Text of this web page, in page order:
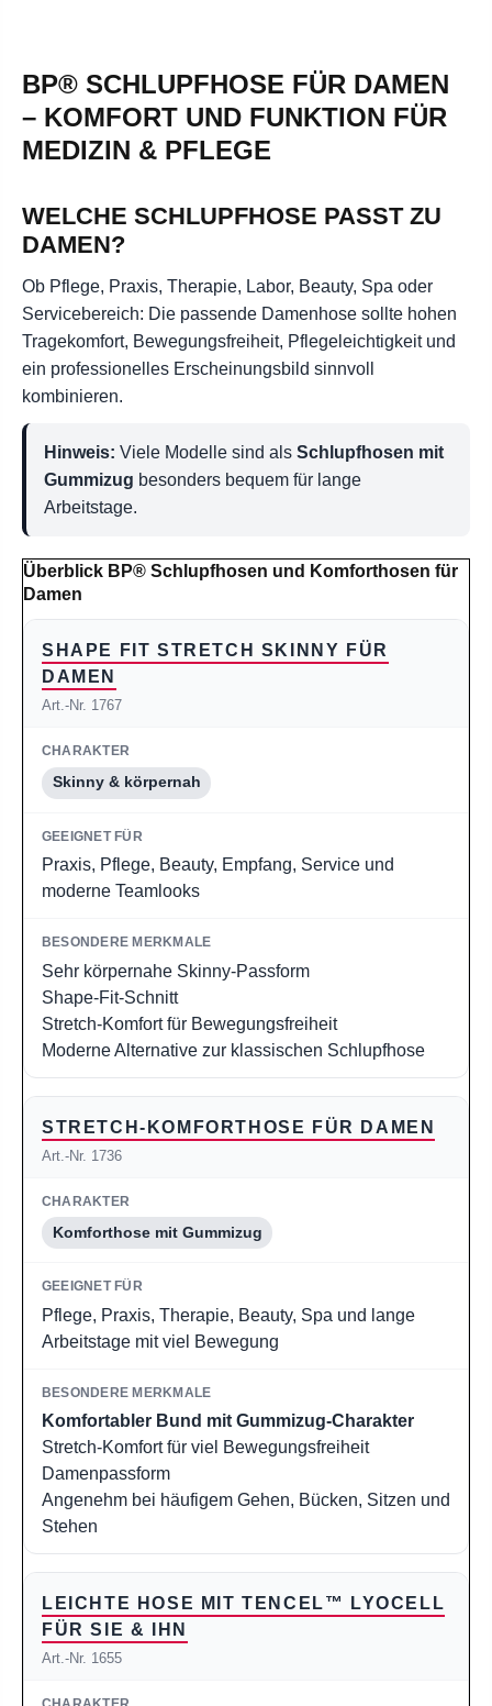
BP® SCHLUPFHOSE FÜR DAMEN
– KOMFORT UND FUNKTION FÜR
MEDIZIN & PFLEGE
WELCHE SCHLUPFHOSE PASST ZU
DAMEN?
Ob Pflege, Praxis, Therapie, Labor, Beauty, Spa oder
Servicebereich: Die passende Damenhose sollte hohen
Tragekomfort, Bewegungsfreiheit, Pflegeleichtigkeit und
ein professionelles Erscheinungsbild sinnvoll
kombinieren.
Hinweis: Viele Modelle sind als Schlupfhosen mit
Gummizug besonders bequem für lange
Arbeitstage.
Überblick BP® Schlupfhosen und Komforthosen für
Damen
SHAPE FIT STRETCH SKINNY FÜR
DAMEN
Art.-Nr. 1767
Skinny & körpernah
Praxis, Pflege, Beauty, Empfang, Service und
moderne Teamlooks
Sehr körpernahe Skinny-Passform
Shape-Fit-Schnitt
Stretch-Komfort für Bewegungsfreiheit
Moderne Alternative zur klassischen Schlupfhose
STRETCH-KOMFORTHOSE FÜR DAMEN
Art.-Nr. 1736
Komforthose mit Gummizug
Pflege, Praxis, Therapie, Beauty, Spa und lange
Arbeitstage mit viel Bewegung
Komfortabler Bund mit Gummizug-Charakter
Stretch-Komfort für viel Bewegungsfreiheit
Damenpassform
Angenehm bei häufigem Gehen, Bücken, Sitzen und
Stehen
LEICHTE HOSE MIT TENCEL™ LYOCELL
FÜR SIE & IHN
Art.-Nr. 1655